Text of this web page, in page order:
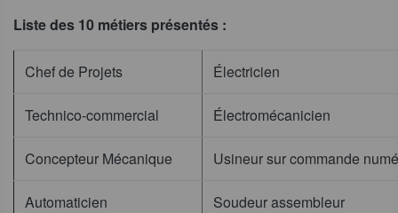
Liste des 10 métiers présentés :
Chef de Projets Électricien
Technico-commercial Électromécanicien
Concepteur Mécanique Usineur sur commande
Automaticien Soudeur assembleur